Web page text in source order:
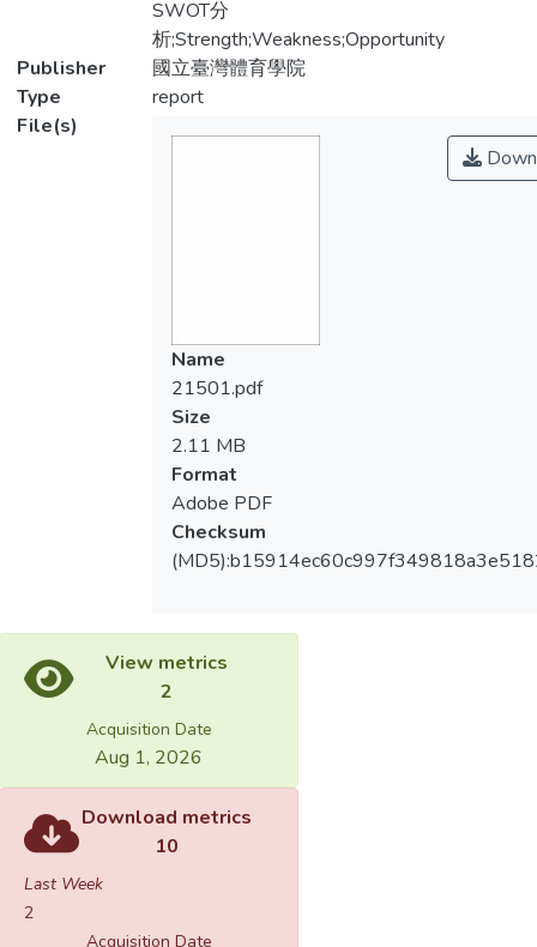
SWOT分
析;Strength;Weakness;Opportunity
Publisher
國立臺灣體育學院
Type
report
File(s)
Name
21501.pdf
Size
2.11 MB
Format
Adobe PDF
Checksum
View metrics
2
Acquisition Date
Aug 1, 2026
Download metrics
10
Last Week
2
Acquisition Date